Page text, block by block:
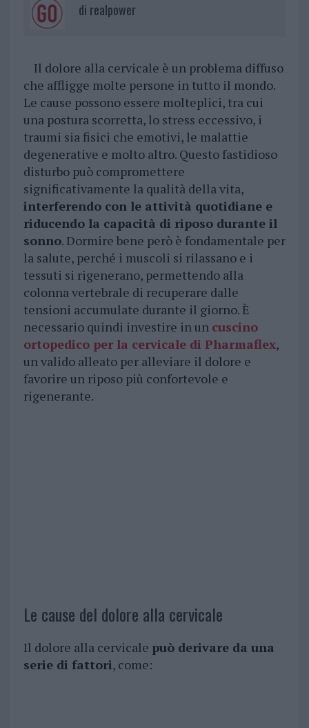
di realpower
Il dolore alla cervicale è un problema diffuso
che affligge molte persone in tutto il mondo.
Le cause possono essere molteplici, tra cui
una postura scorretta, lo stress eccessivo, i
traumi sia fisici che emotivi, le malattie
degenerative e molto altro. Questo fastidioso
disturbo può compromettere
significativamente la qualità della vita,
interferendo con le attività quotidiane e
riducendo la capacità di riposo durante il
sonno. Dormire bene però è fondamentale per
la salute, perché i muscoli si rilassano e i
tessuti si rigenerano, permettendo alla
colonna vertebrale di recuperare dalle
tensioni accumulate durante il giorno. È
necessario quindi investire in un cuscino
ortopedico per la cervicale di Pharmaflex,
un valido alleato per alleviare il dolore e
favorire un riposo più confortevole e
rigenerante.
Le cause del dolore alla cervicale
Il dolore alla cervicale può derivare da una
serie di fattori, come: